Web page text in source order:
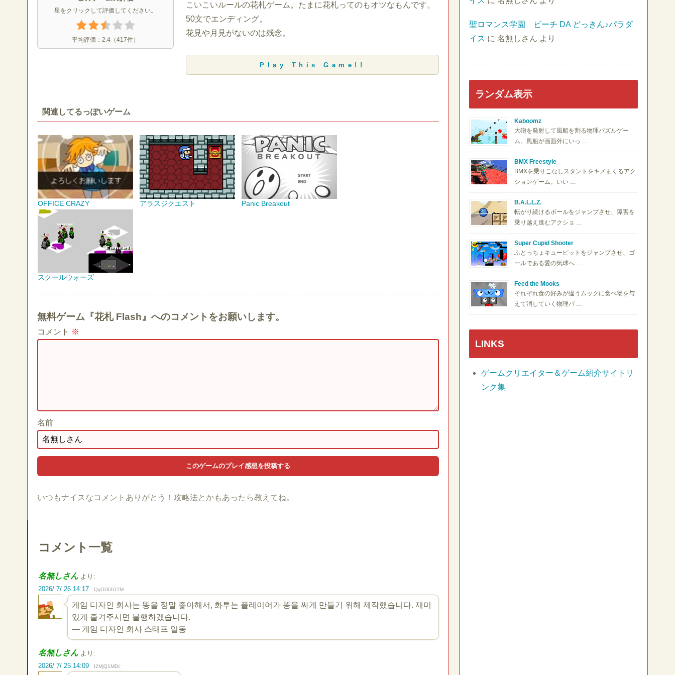
星をクリックして評価してください。
平均評価： 2.4 （417件）
こいこいルールの花札ゲーム。たまに花札ってのもオツなもんです。
50文でエンディング。
花見や月見がないのは残念。
Play This Game!!
関連してるっぽいゲーム
OFFICE CRAZY アラスジクエスト Panic Breakout
スクールウォーズ
無料ゲーム『花札 Flash』へのコメントをお願いします。
コメント ※
名前
いつもナイスなコメントありがとう！攻略法とかもあったら教えてね。
コメント一覧
名無しさん より:
2026/ 7/ 26 14:17
QyODI3OTM
게임 디자인 회사는 똥을 정말 좋아해서, 화투는 플레이어가 똥을 싸게 만들기 위해 제작했습니다. 재미
있게 즐겨주시면 불행하겠습니다.
— 게임 디자인 회사 스태프 일동
名無しさん より:
2026/ 7/ 25 14:09
I2MjQ1MDc
聖ロマンス学園 ビーチ DA どっきん♪パラダ
イス に 名無しさん より
ランダム表示
Kaboomz
大砲を発射して風船を割る物理パズルゲー
ム。風船が画面外にいっ …
BMX Freestyle
BMXを乗りこなしスタントをキメまくるアク
ションゲーム。いい …
B.A.L.L.Z.
転がり続けるボールをジャンプさせ、障害を
乗り越え進むアクショ …
Super Cupid Shooter
ふとっちょキューピットをジャンプさせ、ゴ
ールである愛の気球へ …
Feed the Mooks
それぞれ食の好みが違うムックに食べ物を与
えて消していく物理パ …
LINKS
ゲームクリエイター＆ゲーム紹介サイトリ
ンク集